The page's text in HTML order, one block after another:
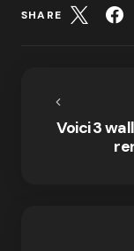
SHARE
Voici 3